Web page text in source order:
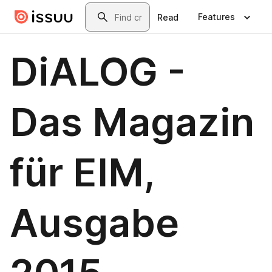
Skip to main contentSearch
Read Features
DiALOG -
Das Magazin
für EIM,
Ausgabe